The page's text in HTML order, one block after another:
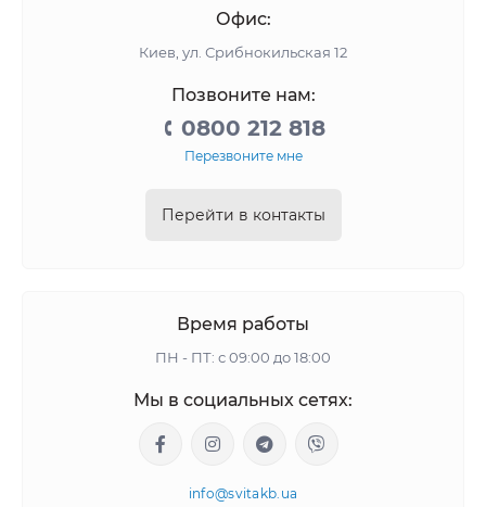
Офис:
Киев, ул. Срибнокильская 12
Позвоните нам:
0800 212 818
Перезвоните мне
Перейти в контакты
Время работы
ПН - ПТ: с 09:00 до 18:00
Мы в социальных сетях:
info@svitakb.ua